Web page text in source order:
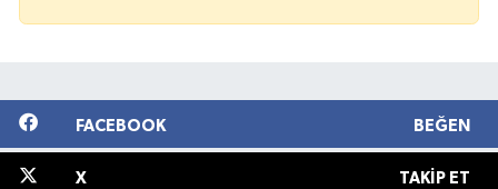
FACEBOOK BEĞEN
X TAKIP ET